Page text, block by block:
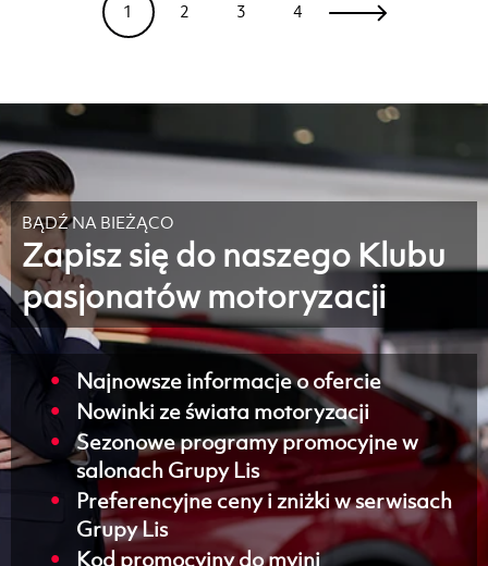
1 2 3 4
BĄDŹ NA BIEŻĄCO
Zapisz się do naszego Klubu
pasjonatów motoryzacji
Najnowsze informacje o ofercie
Nowinki ze świata motoryzacji
Sezonowe programy promocyjne w
salonach Grupy Lis
Preferencyjne ceny i zniżki w serwisach
Grupy Lis
Kod promocyjny do myjni